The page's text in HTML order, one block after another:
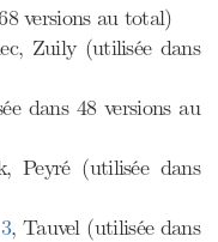
versions au total)
Zuily (utilisée dans
dans 48 versions au
Peyré (utilisée dans
, Tauvel (utilisée dans